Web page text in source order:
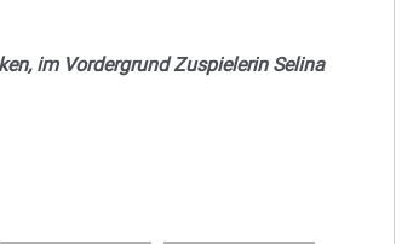
im Vordergrund Zuspielerin Selina